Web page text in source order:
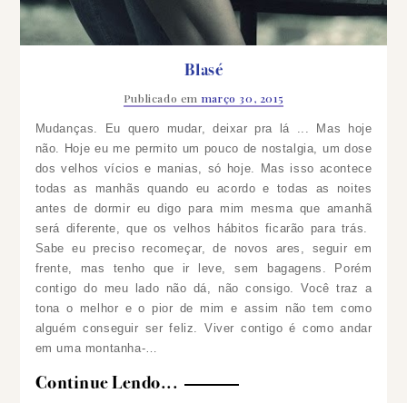
Blasé
Publicado em março 30, 2015
Mudanças. Eu quero mudar, deixar pra lá ... Mas hoje
não. Hoje eu me permito um pouco de nostalgia, um dose
dos velhos vícios e manias, só hoje. Mas isso acontece
todas as manhãs quando eu acordo e todas as noites
antes de dormir eu digo para mim mesma que amanhã
será diferente, que os velhos hábitos ficarão para trás.
Sabe eu preciso recomeçar, de novos ares, seguir em
frente, mas tenho que ir leve, sem bagagens. Porém
contigo do meu lado não dá, não consigo. Você traz a
tona o melhor e o pior de mim e assim não tem como
alguém conseguir ser feliz. Viver contigo é como andar
em uma montanha-…
Continue Lendo...